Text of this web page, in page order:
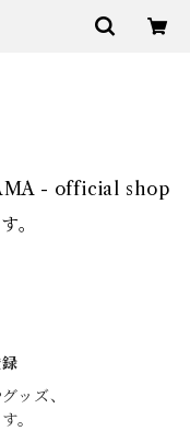
- official shop
。
ッズ、
。